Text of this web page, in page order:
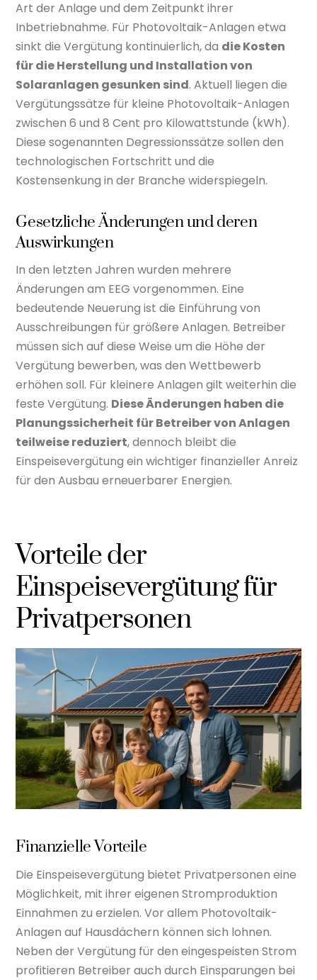
Art der Anlage und dem Zeitpunkt ihrer
Inbetriebnahme. Für Photovoltaik-Anlagen etwa
sinkt die Vergütung kontinuierlich, da die Kosten
für die Herstellung und Installation von
Solaranlagen gesunken sind. Aktuell liegen die
Vergütungssätze für kleine Photovoltaik-Anlagen
zwischen 6 und 8 Cent pro Kilowattstunde (kWh).
Diese sogenannten Degressionssätze sollen den
technologischen Fortschritt und die
Kostensenkung in der Branche widerspiegeln.
Gesetzliche Änderungen und deren
Auswirkungen
In den letzten Jahren wurden mehrere
Änderungen am EEG vorgenommen. Eine
bedeutende Neuerung ist die Einführung von
Ausschreibungen für größere Anlagen. Betreiber
müssen sich auf diese Weise um die Höhe der
Vergütung bewerben, was den Wettbewerb
erhöhen soll. Für kleinere Anlagen gilt weiterhin die
feste Vergütung. Diese Änderungen haben die
Planungssicherheit für Betreiber von Anlagen
teilweise reduziert, dennoch bleibt die
Einspeisevergütung ein wichtiger finanzieller Anreiz
für den Ausbau erneuerbarer Energien.
Vorteile der
Einspeisevergütung für
Privatpersonen
Finanzielle Vorteile
Die Einspeisevergütung bietet Privatpersonen eine
Möglichkeit, mit ihrer eigenen Stromproduktion
Einnahmen zu erzielen. Vor allem Photovoltaik-
Anlagen auf Hausdächern können sich lohnen.
Neben der Vergütung für den eingespeisten Strom
profitieren Betreiber auch durch Einsparungen bei